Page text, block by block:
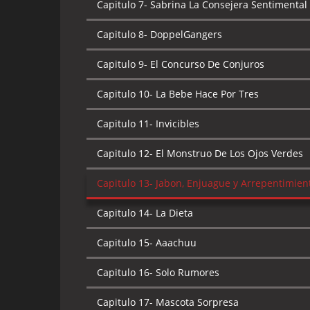
Capitulo 7- Sabrina La Consejera Sentimental
Capitulo 8- DoppelGangers
Capitulo 9- El Concurso De Conjuros
Capitulo 10- La Bebe Hace Por Tres
Capitulo 11- Invicibles
Capitulo 12- El Monstruo De Los Ojos Verdes
Capitulo 13- Jabon, Enjuague y
Capitulo 14- La Dieta
Capitulo 15- Aaachuu
Capitulo 16- Solo Rumores
Capitulo 17- Mascota Sorpresa